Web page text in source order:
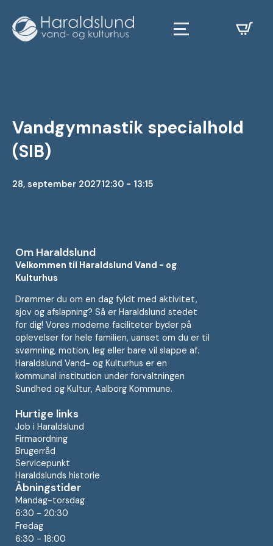
Vandgymnastik specialhold
(SIB)
28, september 202712:30 - 13:15
Om Haraldslund
Velkommen til Haraldslund Vand - og
Kulturhus
Drømmer du om en dag fyldt med aktivitet,
sjov og afslapning? Så er Haraldslund stedet
for dig! Vores moderne faciliteter byder på
oplevelser for hele familien, uanset om du er til
svømning, motion, leg eller bare vil slappe af.
Haraldslund Vand- og Kulturhus er en
kommunal institution under forvaltningen
Sundhed og Kultur, Aalborg Kommune.
Hurtige links
Job i Haraldslund
Firmaordning
Brugerråd
Servicepunkt
Haraldslunds historie
Åbningstider
Mandag-torsdag
6:30 - 20:30
Fredag
6:30 - 18:00